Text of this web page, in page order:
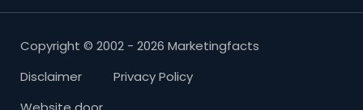
Copyright © 2002 - 2026 Marketingfacts
Disclaimer
Privacy Policy